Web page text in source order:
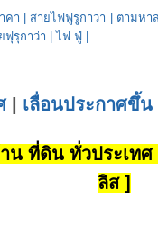
คา สายไฟฟูรูกาว่า ตามหา
ฟุรุกาว่า |ไฟ ฟู่
| เลื่อนประกาศขึ้น
ที่ดิน ทั่วประเทศ
ลิส ]